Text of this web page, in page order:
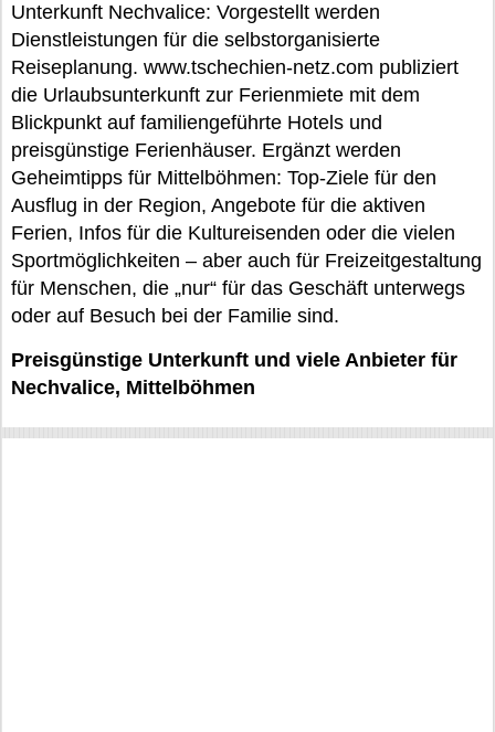
Unterkunft Nechvalice: Vorgestellt werden
Dienstleistungen für die selbstorganisierte
Reiseplanung. www.tschechien-netz.com publiziert
die Urlaubsunterkunft zur Ferienmiete mit dem
Blickpunkt auf familiengeführte Hotels und
preisgünstige Ferienhäuser. Ergänzt werden
Geheimtipps für Mittelböhmen: Top-Ziele für den
Ausflug in der Region, Angebote für die aktiven
Ferien, Infos für die Kultureisenden oder die vielen
Sportmöglichkeiten – aber auch für Freizeitgestaltung
für Menschen, die „nur“ für das Geschäft unterwegs
oder auf Besuch bei der Familie sind.
Preisgünstige Unterkunft und viele Anbieter für
Nechvalice, Mittelböhmen